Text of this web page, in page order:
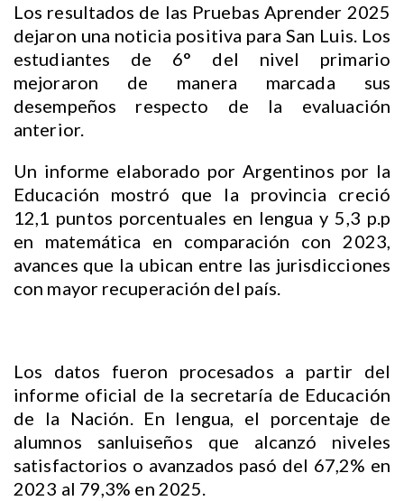
Los resultados de las Pruebas Aprender 2025
dejaron una noticia positiva para San Luis. Los
estudiantes de 6° del nivel primario
mejoraron de manera marcada sus
desempeños respecto de la evaluación
anterior.
Un informe elaborado por Argentinos por la
Educación mostró que la provincia creció
12,1 puntos porcentuales en lengua y 5,3 p.p
en matemática en comparación con 2023,
avances que la ubican entre las jurisdicciones
con mayor recuperación del país.
Los datos fueron procesados a partir del
informe oficial de la secretaría de Educación
de la Nación. En lengua, el porcentaje de
alumnos sanluiseños que alcanzó niveles
satisfactorios o avanzados pasó del 67,2% en
2023 al 79,3% en 2025.